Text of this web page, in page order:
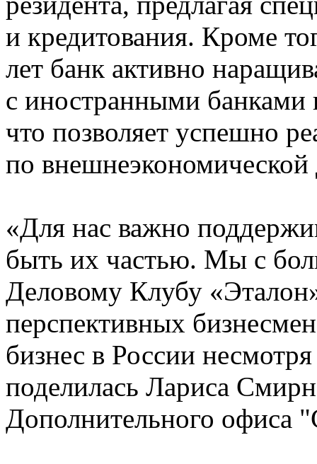
и кредитования. Кроме
лет банк активно
с иностранными банками
что позволяет успешно
по внешнеэкономической
«Для нас важно
быть их частью. Мы с
Деловому Клубу
перспективных
бизнес в России
поделилась Лариса
Дополнительного офиса